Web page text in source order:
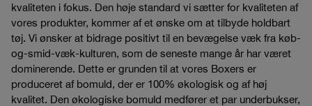
kvaliteten i fokus. Den høje standard vi sætter for kvaliteten af
vores produkter, kommer af et ønske om at tilbyde holdbart
tøj. Vi ønsker at bidrage positivt til en bevægelse væk fra køb-
og-smid-væk-kulturen, som de seneste mange år har været
dominerende. Dette er grunden til at vores Boxers er
produceret af bomuld, der er 100% økologisk og af høj
kvalitet. Den økologiske bomuld medfører et par underbukser,